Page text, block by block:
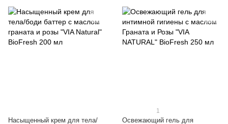
Насыщенный крем для тела/
1
Освежающий гель для